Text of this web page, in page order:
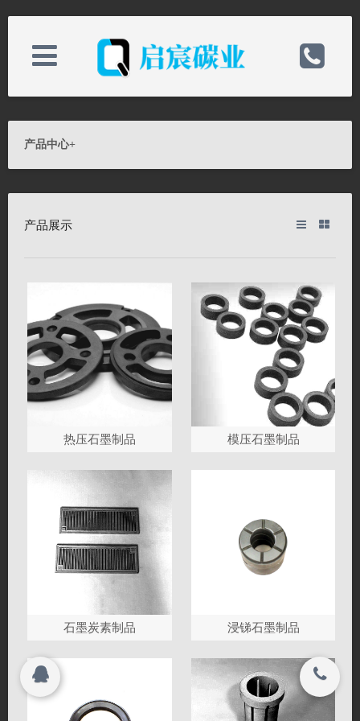
关于我们
新闻中心
产品中心
联系我们
名牌石墨轴承加工厂家|南通启宸碳业有限公
司 All rights reserved.
电话：0513-82898589
邮箱：qichenchina@163.com
备案号：
网址：http://www.hmhsjx.com/
联系我们
名牌石墨轴承加工厂家|南通启宸碳业有限公
司 All rights reserved.
产品中心+
产品展示
热压石墨制品 模压石墨制品
石墨炭素制品 浸锑石墨制品